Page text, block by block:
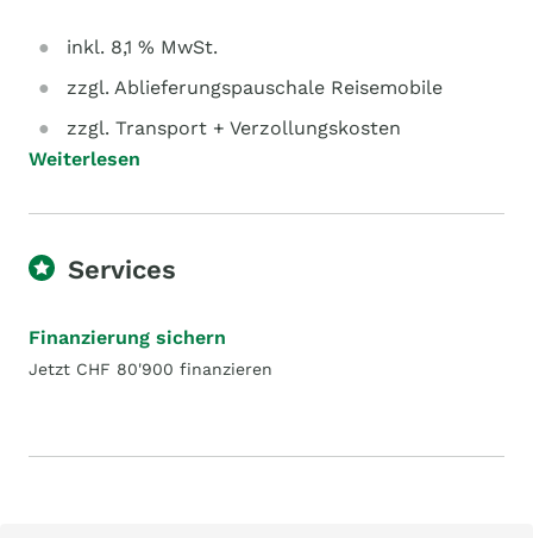
inkl. 8,1 % MwSt.
zzgl. Ablieferungspauschale Reisemobile
zzgl. Transport + Verzollungskosten
Weiterlesen
Services
Finanzierung sichern
Jetzt CHF 80'900 finanzieren